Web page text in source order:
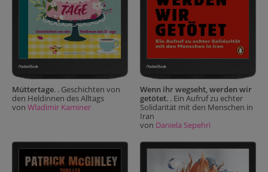
Müttertage. . Geschichten von
den Heldinnen des Alltags
von Wladimir Kaminer
Wenn ihr wegseht, werden wir
getötet. . Ein Aufruf zu echter
Solidarität mit den Menschen in
Iran
von Daniela Sepehri